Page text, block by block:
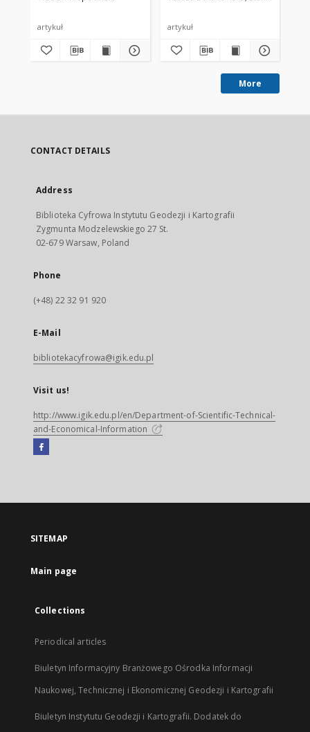
artykuł artykuł
More
CONTACT DETAILS
Address
Biblioteka Cyfrowa Instytutu Geodezji i Kartografii
Zygmunta Modzelewskiego 27 St.
02-679 Warsaw, Poland
Phone
(+48) 22 32 91 920
E-Mail
bibliotekacyfrowa@igik.edu.pl
Visit us!
http://www.igik.edu.pl/en/Department-of-Scientific-Technical-
and-Economical-Information
Facebook
open
new
SITEMAP
Main page
Collections
Periodical articles
Biuletyn Informacyjny Branżowego Ośrodka Informacji
Naukowej, Technicznej i Ekonomicznej Geodezji i Kartografii
Biuletyn Instytutu Geodezji i Kartografii. Dodatek do